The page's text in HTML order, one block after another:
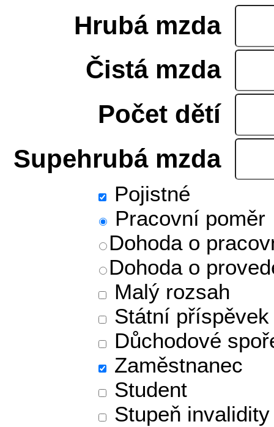
Hrubá mzda
Čistá mzda
Počet dětí
Supehrubá mzda
Pojistné
Pracovní poměr
Dohoda o
Dohoda o
Malý rozsah
Státní
Důchodové
Zaměstnanec
Student
Stupeň invalidity